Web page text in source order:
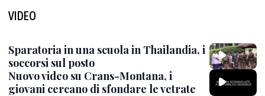
VIDEO
Sparatoria in una scuola in Thailandia, i
soccorsi sul posto
Nuovo video su Crans-Montana, i
giovani cercano di sfondare le vetrate